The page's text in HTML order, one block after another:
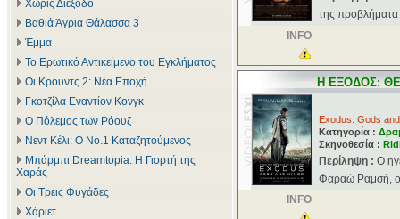
Χωρίς Διέξοδο
Βαθιά Άγρια Θάλασσα 3
Έμμα
Το Ερωτικό Αντικείμενο του Εγκλήματος
Οι Κρουντς 2: Νέα Εποχή
Γκοτζίλα Εναντίον Κονγκ
Ο Πόλεμος των Ρόουζ
Νεντ Κέλι: Ο Νο.1 Καταζητούμενος
Μπάρμπι Dreamtopia: Η Γιορτή της
Χαράς
Οι Τρεις Φυγάδες
Χάριετ
της προβλήματα
INFO
Η ΕΞΟΔΟΣ:
Exodus: Gods
Κατηγορία :
Σκηνοθεσία :
Περίληψη : Ο
Φαραώ Ραμσή,
INFO